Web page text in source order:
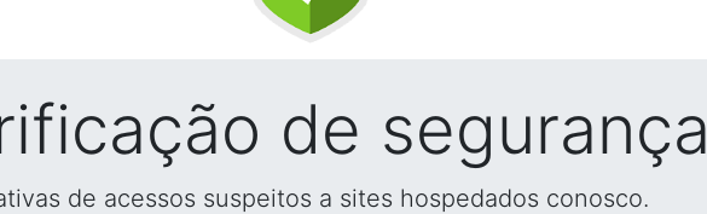
de segurança
de acessos suspeitos a sites hospedados conosco.